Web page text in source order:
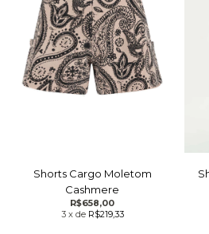
Shorts Cargo Moletom
Cashmere
R$658,00
3 x de R$219,33